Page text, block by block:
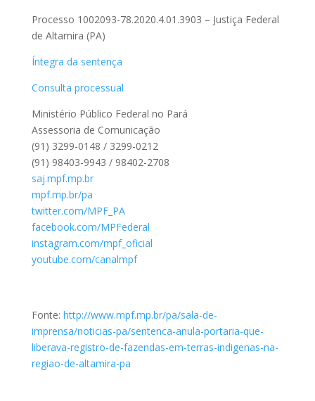
Processo 1002093-78.2020.4.01.3903 – Justiça Federal
de Altamira (PA)
Íntegra da sentença
Consulta processual
Ministério Público Federal no Pará
Assessoria de Comunicação
(91) 3299-0148 / 3299-0212
(91) 98403-9943 / 98402-2708
saj.mpf.mp.br
mpf.mp.br/pa
twitter.com/MPF_PA
facebook.com/MPFederal
instagram.com/mpf_oficial
youtube.com/canalmpf
Fonte: http://www.mpf.mp.br/pa/sala-de-
imprensa/noticias-pa/sentenca-anula-portaria-que-
liberava-registro-de-fazendas-em-terras-indigenas-na-
regiao-de-altamira-pa